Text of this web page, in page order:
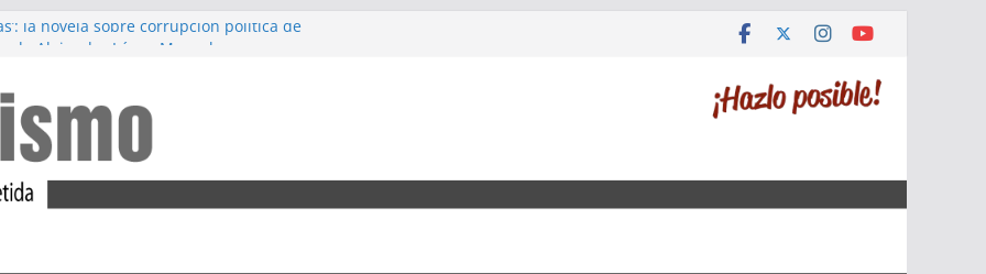
la novela sobre corrupción política de
de Accem: Por qué huyen las mujeres
de las víctimas mortales por
en 2023 son andaluzas
del ‘Alfajor Solidario’: unión exitosa del